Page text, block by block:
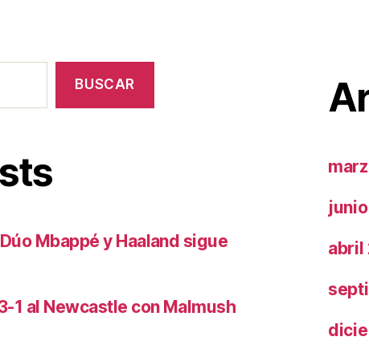
BUSCAR
Mbappé y Haaland sigue
1 al Newcastle con Malmush
abril